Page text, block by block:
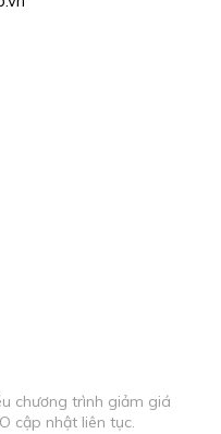
chương trình giảm giá
cập nhật liên tục.